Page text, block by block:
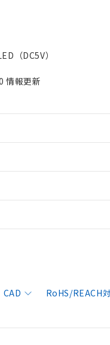
（DC5V）
情報更新
CAD RoHS/REACH